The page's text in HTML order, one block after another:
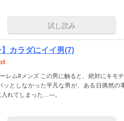
試し読み
】カラダにイイ男(7)
チ良くなる。そっと触れただけでも。それ以
ッとしなかった平凡な男が、ある日偶然
入れてしまった…―。